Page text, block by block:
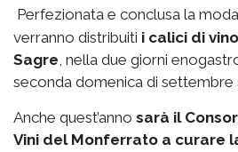
Perfezionata e conclusa la
verranno distribuiti i calici di
Sagre, nella due giorni
seconda domenica di settembre
Anche quest’anno sarà il
Vini del Monferrato a curare